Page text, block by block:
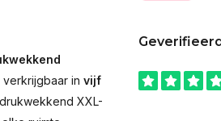
in vijf
XXL-